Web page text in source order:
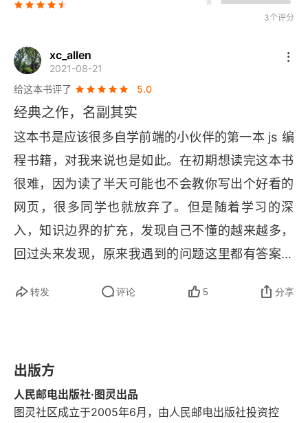
1.2.1 ECMAScript
1.2.2 DOM
1.2.3 BOM
1.3 JavaScript版本
1.4 小结
2.1 <script>元素
2.1.1 标签占位符
2.1.5 XHTML中的变化
3个评分
xc_allen
2021-08-21
给这本书评了
5.0
经典之作，名副其实
这本书是应该很多自学前端的小伙伴的第一本 js 编
程书籍，对我来说也是如此。在初期想读完这本书
很难，因为读了半天可能也不会教你写出个好看的
网页，很多同学也就放弃了。但是随着学习的深
入，知识边界的扩充，发现自己不懂的越来越多，
回过头来发现，原来我遇到的问题这里都有答案；
的文章也不过是八书的内容转述了一遍。有人说这
再补补。总评：不可多得的好书，可以反复阅读，
每次都有新体会。
转发 评论 5 分享
出版方
人民邮电出版社·图灵出品
图灵社区成立于2005年6月，由人民邮电出版社投资控